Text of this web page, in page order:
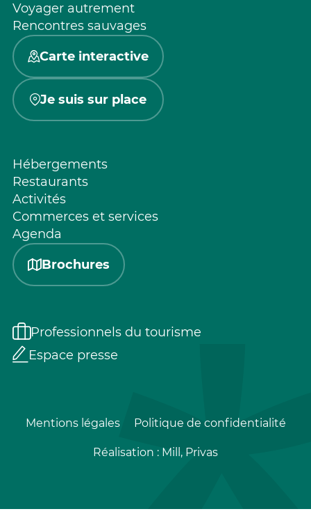
Voyager autrement
Rencontres sauvages
Carte interactive
Je suis sur place
Hébergements
Restaurants
Activités
Commerces et services
Agenda
Brochures
Professionnels du tourisme
Espace presse
Mentions légales Politique de confidentialité
Réalisation : Mill, Privas